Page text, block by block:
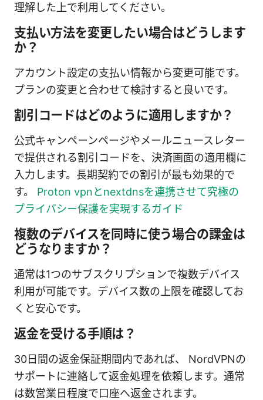
理解した上で利用してください。
支払い方法を変更したい場合はどうします
か？
アカウント設定の支払い情報から変更可能です。
プランの変更と合わせて検討すると良いです。
割引コードはどのように適用しますか？
公式キャンペーンページやメールニュースレター
で提供される割引コードを、決済画面の適用欄に
入力します。長期契約での割引が最も効果的で
す。 Proton vpnとnextdnsを連携させて究極の
プライバシー保護を実現するガイド
複数のデバイスを同時に使う場合の課金は
どうなりますか？
通常は1つのサブスクリプションで複数デバイス
利用が可能です。デバイス数の上限を確認してお
くと安心です。
返金を受ける手順は？
30日間の返金保証期間内であれば、 NordVPNの
サポートに連絡して返金処理を依頼します。通常
は数営業日程度で口座へ返金されます。